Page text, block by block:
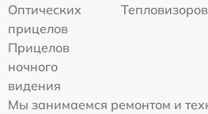
Оптических
прицелов
Тепловизоров
Прицелов
ночного
видения
Мы занимаемся ремонтом и